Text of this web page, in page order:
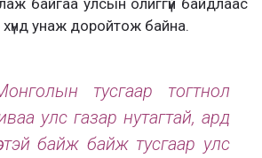
байгаа улсын олиггүй байдлаас
унаж доройтож байна.
тусгаар тогтнол
улс газар нутагтай, ард
байж байж тусгаар улс